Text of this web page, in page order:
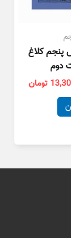
پنجم کلاغ
دوم
تومان